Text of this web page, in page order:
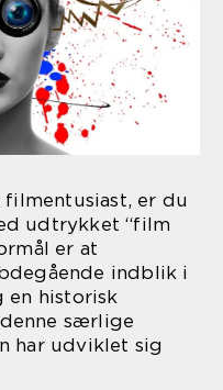
filmentusiast, er du
udtrykket “film
er at
indblik i
en historisk
særlige
har udviklet sig